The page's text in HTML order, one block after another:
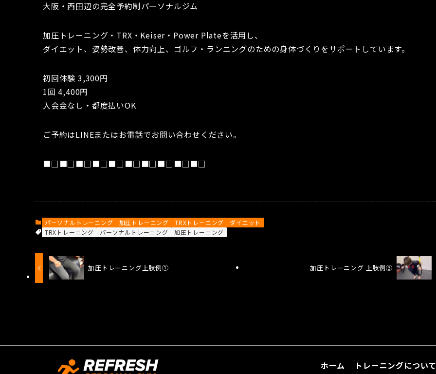
大阪・西田辺の完全予約制パーソナルジム
加圧トレーニング・TRX・Keiser・Power Plateを活用し、
ダイエット、姿勢改善、体力向上、ゴルフ・ランニングのための身体づくりをサポートしています。
初回体験 3,300円
1回 4,400円
入会金なし・都度払いOK
ご予約はLINEまたはお電話でお問い合わせください。
■□■□■□■□■□■□■□■□■□■□
パーソナルトレーニング 加圧トレーニング TRXトレーニング
ダイエット
TRXトレーニング
パーソナルトレーニング 加圧トレーニング
加圧トレーニング上肢例① 加圧トレーニング 上肢例③
ホーム トレーニングについて